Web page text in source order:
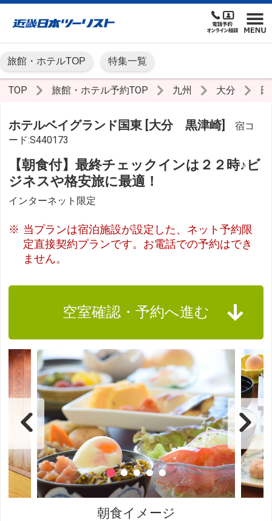
旅館・ホテルTOP 特集一覧
TOP 旅館・ホテル予約TOP 九州 大分
ホテルベイグランド国東 [大分 黒津崎]
宿コ
ード:S440173
【朝食付】最終チェックインは２２時♪ビ
ジネスや格安旅に最適！
インターネット限定
当プランは宿泊施設が設定した、ネット予約限
定直接契約プランです。お電話での予約はでき
ません。
空室確認・予約へ進む
朝食イメージ